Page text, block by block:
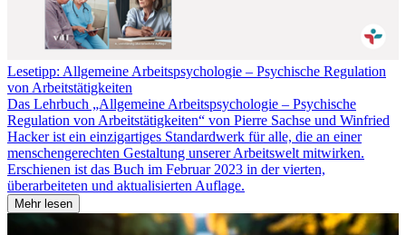
Lesetipp: Allgemeine Arbeitspsychologie – Psychische Regulation
von Arbeitstätigkeiten
Das Lehrbuch „Allgemeine Arbeitspsychologie – Psychische
Regulation von Arbeitstätigkeiten“ von Pierre Sachse und Winfried
Hacker ist ein einzigartiges Standardwerk für alle, die an einer
menschengerechten Gestaltung unserer Arbeitswelt mitwirken.
Erschienen ist das Buch im Februar 2023 in der vierten,
überarbeiteten und aktualisierten Auflage.
Mehr lesen